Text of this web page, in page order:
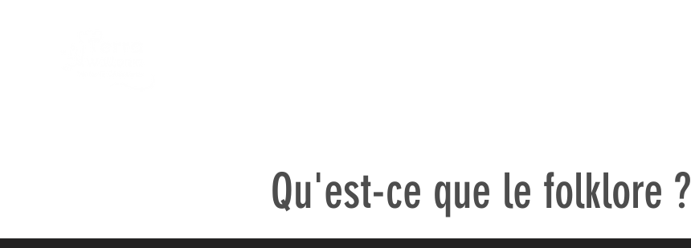
Qu'est-ce que le folklore ?